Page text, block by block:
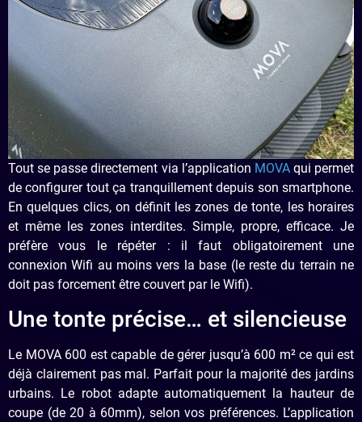
Tout se passe directement via l’application MOVAqui permet
de configurer tout ça tranquillement depuis son smartphone.
En quelques clics, on définit les zones de tonte, les horaires
et même les zones interdites. Simple, propre, efficace. Je
préfère vous le répéter : il faut obligatoirement une
connexion Wifi au moins vers la base (le reste du terrain ne
doit pas forcement être couvert par le Wifi).
Une tonte précise… et silencieuse
Le MOVA 600 est capable de gérer jusqu’à 600 m² ce qui est
déjà clairement pas mal. Parfait pour la majorité des jardins
urbains. Le robot adapte automatiquement la hauteur de
coupe (de 20 à 60mm), selon vos préférences. L’application